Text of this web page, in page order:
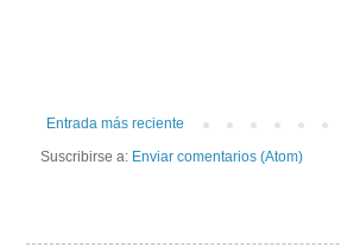
Entrada más reciente
Suscribirse a: Enviar comentarios (Atom)